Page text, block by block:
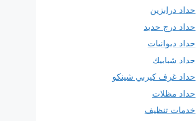
حداد درابزين
حداد درج حديد
حداد ديوانيات
حداد شبابيك
حداد غرف كيربي شينكو
حداد مظلات
خدمات تنظيف